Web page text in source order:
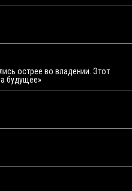
острее во владении. Этот
будущее»